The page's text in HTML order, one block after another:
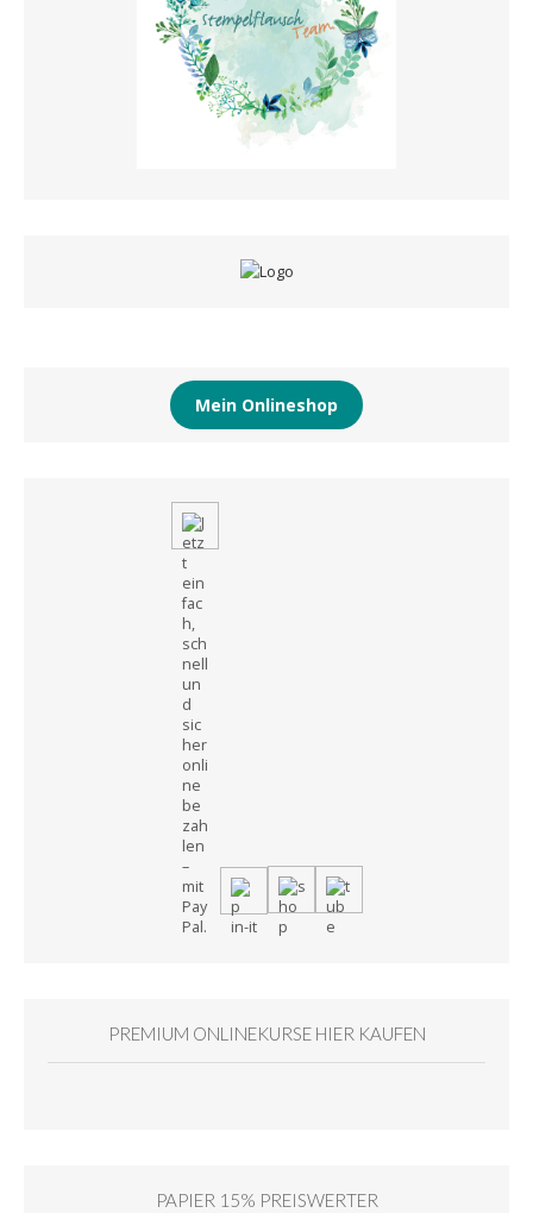
Mein Onlineshop
PREMIUM ONLINEKURSE HIER KAUFEN
PAPIER 15% PREISWERTER